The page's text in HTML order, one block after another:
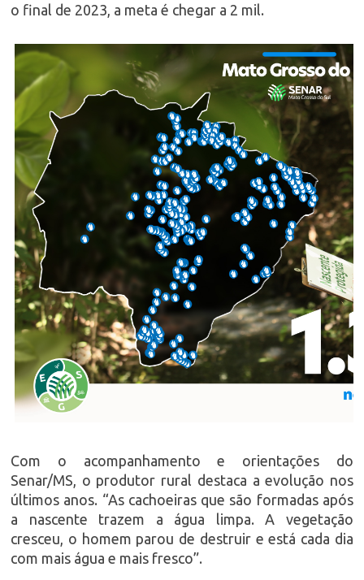
o final de 2023, a meta é chegar a 2 mil.
Com o acompanhamento e orientações do
Senar/MS, o produtor rural destaca a evolução nos
últimos anos. “As cachoeiras que são formadas após
a nascente trazem a água limpa. A vegetação
cresceu, o homem parou de destruir e está cada dia
com mais água e mais fresco”.